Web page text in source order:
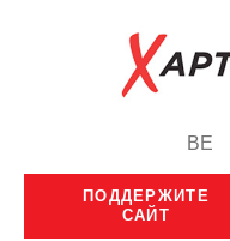
BE
ПОДДЕРЖИТЕ
САЙТ